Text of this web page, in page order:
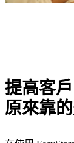
提高客
原來靠